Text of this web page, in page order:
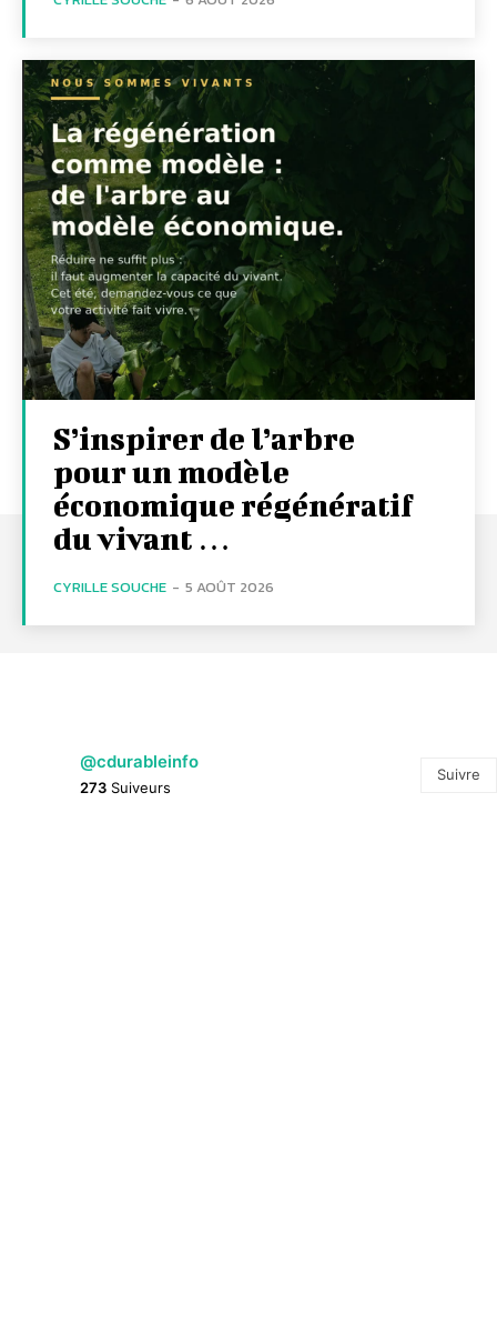
S’inspirer de l’arbre
pour un modèle
économique régénératif
du vivant …
CYRILLE SOUCHE - 5 AOÛT 2026
@cdurableinfo
273 Suiveurs
Suivre